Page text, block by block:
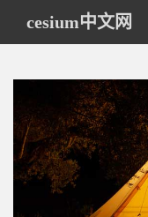
i
cesium中文网